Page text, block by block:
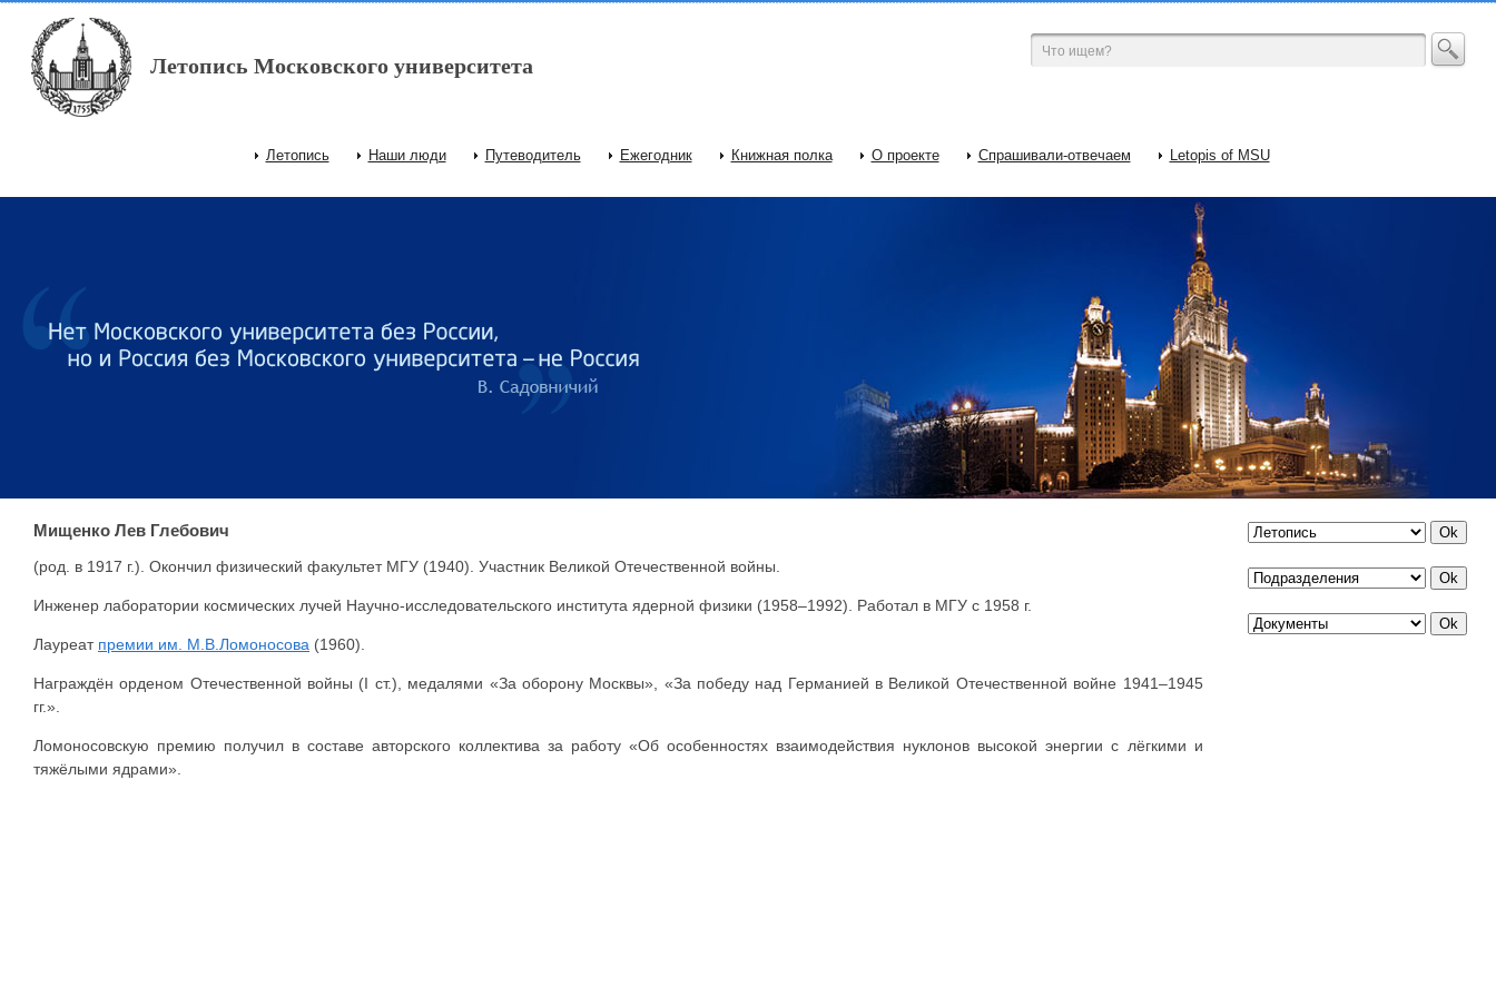
Перейти к основному содержанию
Летопись Московского университета
Главное меню
Летопись Наши люди Путеводитель Ежегодник Книжная полка О проекте Спрашивали-отвечаем Letopis of MSU
Мищенко Лев Глебович
(род. в 1917 г.). Окончил физический факультет МГУ (1940). Участник Великой Отечественной войны.
Инженер лаборатории космических лучей Научно-исследовательского института ядерной физики (1958–1992). Работал в МГУ с 1958 г.
Лауреат премии им. М.В.Ломоносова (1960).
Награждён орденом Отечественной войны (I ст.), медалями «За оборону Москвы», «За победу над Германией в Великой Отечественной войне 1941–1945
гг.».
Ломоносовскую премию получил в составе авторского коллектива за работу «Об особенностях взаимодействия нуклонов высокой энергии с лёгкими и
тяжёлыми ядрами».